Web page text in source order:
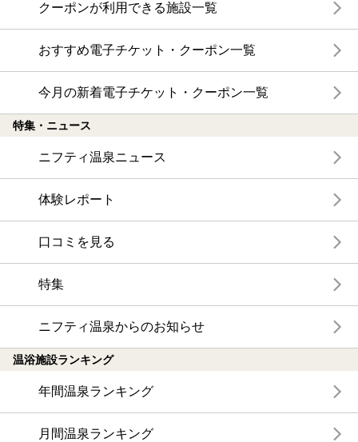
クーポンが利用できる施設一覧
おすすめ電子チケット・クーポン一覧
今月の新着電子チケット・クーポン一覧
特集・ニュース
ニフティ温泉ニュース
体験レポート
口コミを見る
特集
ニフティ温泉からのお知らせ
温浴施設ランキング
年間温泉ランキング
月間温泉ランキング